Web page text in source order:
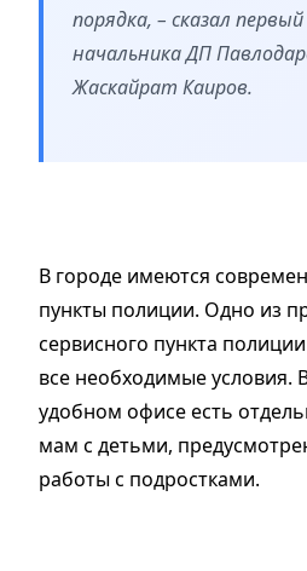
порядка, – сказал
начальника ДП
Жаскайрат Каиров.
В городе имеются
пункты полиции. Одно из
сервисного пункта
все необходимые условия.
удобном офисе есть
мам с детьми,
работы с подростками.